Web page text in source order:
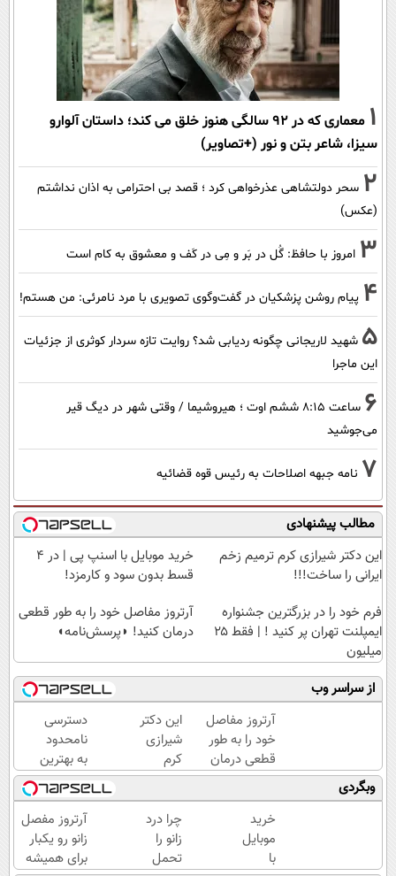
1
معماری که در 92 سالگی هنوز خلق می کند؛ داستان آلوارو
سیزا، شاعر بتن و نور (+تصاویر)
2 سحر دولتشاهی عذرخواهی کرد ؛ قصد بی احترامی به اذان نداشتم
(عکس)
3 امروز با حافظ: گُل در بَر و مِی در کَف و معشوق به کام است
4 پیام روشن پزشکیان در گفت‌و‌گوی تصویری با مرد نامرئی: من هستم!
5 شهید لاریجانی چگونه ردیابی شد؟ روایت تازه سردار کوثری از جزئیات
این ماجرا
6
ساعت ۸:۱۵ ششم اوت ؛ هیروشیما / وقتی شهر در دیگ قیر
می‌جوشید
7 نامه جبهه اصلاحات به رئیس قوه قضائیه
مطالب پیشنهادی
این دکتر شیرازی کرم ترمیم زخم
ایرانی را ساخت!!!
خرید موبایل با اسنپ پی | در ۴
قسط بدون سود و کارمزد!
فرم خود را در بزرگترین جشنواره
ایمپلنت تهران پر کنید ! | فقط ۲۵
میلیون
آرتروز مفاصل خود را به طور قطعی
درمان کنید! ◗پرسش‌نامه◖
از سراسر وب
آرتروز مفاصل
خود را به طور
قطعی درمان
کنید!
◗پرسش‌نامه◖
این دکتر
شیرازی
کرم
ترمیم
زخم
ایرانی را
ساخت!!!
دسترسی
نامحدود
به بهترین
آموزش‌ها
تا روز
کنکور
وبگردی
خرید
موبایل
با
چرا درد
زانو را
تحمل
آرتروز مفصل
زانو رو یکبار
برای همیشه